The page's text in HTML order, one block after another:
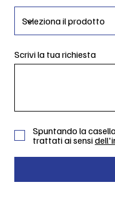
Scrivi la tua richiesta
Spuntando la
trattati ai sensi